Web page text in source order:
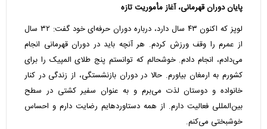
پایان دوران قهرمانی، آغاز مأموریت تازه
لوپز که اکنون ۴۳ سال دارد، درباره دوران حرفه‌ای خود گفت: ۳۲ سال
از عمرم را وقف ورزش کردم. هر آنچه باید در دوران قهرمانی انجام
می‌دادم، انجام دادم. خوشحالم که توانستم پنج طلای المپیک را برای
کشورم به ارمغان بیاورم. حالا در دوران بازنشستگی، از زندگی در کنار
خانواده و دوستان لذت می‌برم و به عنوان سفیر کشتی در سطح
بین‌المللی فعالیت دارم. از همه دستاوردهایم رضایت دارم و احساس
خوشبختی می‌کنم.